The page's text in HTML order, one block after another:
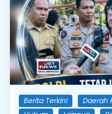
Berita Terkini
Daerah